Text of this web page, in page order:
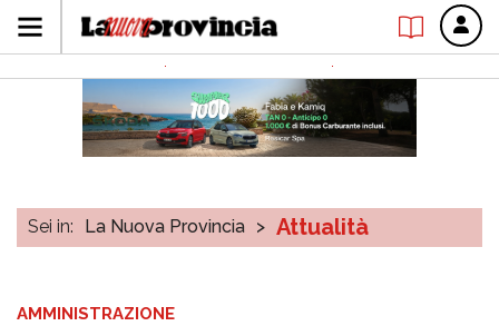
Sei in: La Nuova Provincia > Attualità
AMMINISTRAZIONE